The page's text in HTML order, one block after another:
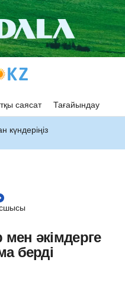
саясат Тағайындау
күндеріңіз
әкімдерге
берді